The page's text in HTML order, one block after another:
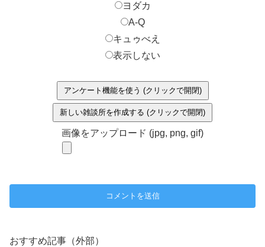
ヨダカ
A-Q
キュゥべえ
表示しない
アンケート機能を使う (クリックで開閉)
新しい雑談所を作成する (クリックで開閉)
画像をアップロード (jpg, png, gif)
おすすめ記事（外部）